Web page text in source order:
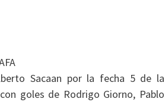
Sacaan por la fecha 5 de la
goles de Rodrigo Giorno, Pablo